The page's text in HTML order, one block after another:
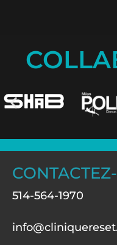
514-564-1970